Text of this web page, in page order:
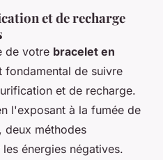
et de recharge
de votre bracelet en
fondamental de suivre
et de recharge.
l'exposant à la fumée de
deux méthodes
énergies négatives.